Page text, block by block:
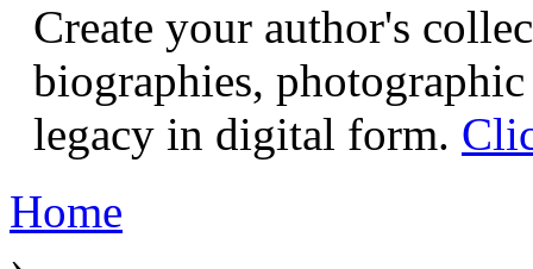
Create your author's
biographies,
legacy in digital form.
Home